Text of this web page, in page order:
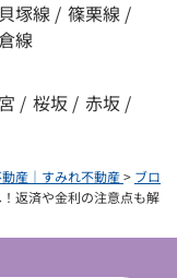
塚線 / 篠栗線 /
線
/ 桜坂 / 赤坂 /
産｜すみれ不動産> ブロ
返済や金利の注意点も解